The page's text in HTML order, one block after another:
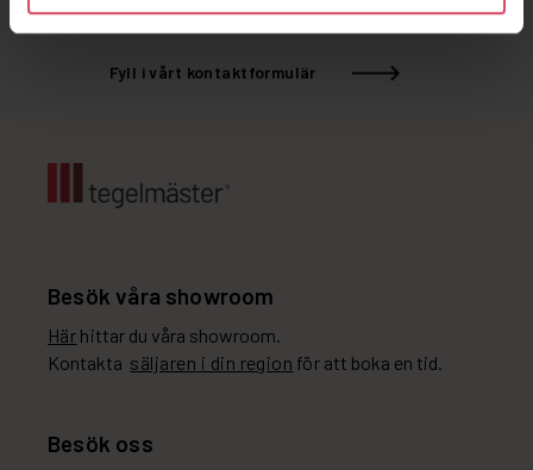
Fyll i vårt kontaktformulär
Besök våra showroom
Här hittar du våra showroom.
Kontakta säljaren i din region för att boka en tid.
Besök oss